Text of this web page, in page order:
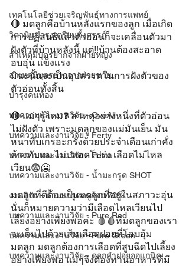
เทคโนโลยีช่วยเจริญพันธุ์ทางการแพทย์
วิตามินบำรุงเตรียมตั้งครรภ์
สาเหตุมีบุตรยากจากฝ่ายหญิง
สาเหตุมีบุตรยากจากฝ่ายชาย
บำรุงคนท้อง
บทความและงานวิจัย - OvaAll
บทความและงานวิจัย - Ferty
บทความและงานวิจัย - Ferta
บทความและงานวิจัย - น้ำมะกรูด SHOT
งานวิจัย - น้ำมะกรูดครูก้อย 70%
บทความและงานวิจัย - Pure Red
บทความและงานวิจัย - Pure Green
บทความและงานวิจัย - ดอกคำฝอยออแกนิค
🔴 มดลูกคือบ้านหลังแรกของลูก เมื่อเกิด
การปฏิสนธิแล้วตัวอ่อนก็จะเคลื่อนตัวมา
ฝังตัวที่บ้านหลังนี้ แต่‼️บ้านต้องสะอาด
อบอุ่น แข็งแรง
มิฉะนั้นจะเป็นอุปสรรคในการฝังตัวของ
ตัวอ่อนทั้งสิ้น
🔴 แม่ๆรู้ไหม❓ สาหตุอย่างหนึ่งที่ตัวอ่อน
ไม่ฝังตัว เพราะมดลูกของแม่มันเย็น มัน
หนาทึบเกรอะกรังด้วยประจำเดือนเก่าคั่ง
ค้างทับทม ไม่ปลอดโปร่ง เลือดไม่ไหล
เวียน😨🥶
มดลูกที่ดีต้องเป็นมดลูกที่อยู่ในสภาวะอุ่น
นั่นก็หมายความว่ามีเลือดไหลเวียนไป
เลี้ยงอย่างเพียงพอค่ะ 🩸🩸ที่มดลูกของเรา
จะเต็มไปด้วยเส้นเลือดฝอยที่โอบอุ้ม
มดลูก มดลูกต้องการเลือดที่สูบฉีดไปเลี้ยง
อย่างเพียงพอ แม่ๆจึงตัองทานอาหารที่มี